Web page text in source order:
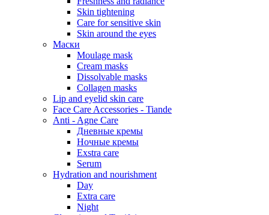
Skin tightening
Care for sensitive skin
Skin around the eyes
Маски
Moulage mask
Cream masks
Dissolvable masks
Collagen masks
Lip and eyelid skin care
Face Care Accessories - Tiande
Anti - Agne Care
Дневные кремы
Ночные кремы
Exstra care
Serum
Hydration and nourishment
Day
Extra care
Night